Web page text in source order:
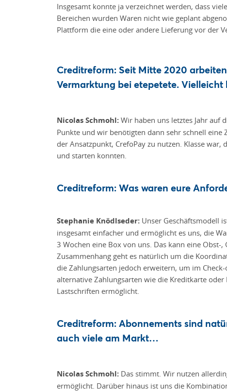
Insgesamt konnte ja verzeichnet werden, dass
Bereichen wurden Waren nicht wie geplant
Plattform die eine oder andere Lieferung vor der
Creditreform: Seit Mitte 2020
Vermarktung bei etepetete.
Nicolas Schmohl: Wir haben uns letztes Jahr auf
Punkte und wir benötigten dann sehr schnell
der Ansatzpunkt, CrefoPay zu nutzen. Klasse
und starten konnten.
Creditreform: Was waren eure
Stephanie Knödlseder: Unser Geschäftsmodell
insgesamt einfacher und ermöglicht es uns, die
3 Wochen eine Box von uns. Das kann eine Obst-
Zusammenhang geht es natürlich um die
die Zahlungsarten jedoch erweitern, um im
alternative Zahlungsarten wie die Kreditkarte
Lastschriften ermöglicht.
Creditreform: Abonnements sind
auch viele am Markt…
Nicolas Schmohl: Das stimmt. Wir nutzen
ermöglicht. Darüber hinaus ist uns die